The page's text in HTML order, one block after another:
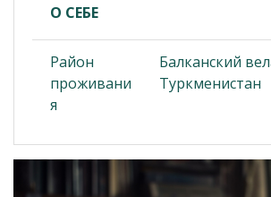
О СЕБЕ
Район
проживани
я
Балканский
Туркменистан